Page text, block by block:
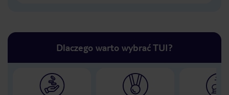
Dlaczego warto wybrać TUI?